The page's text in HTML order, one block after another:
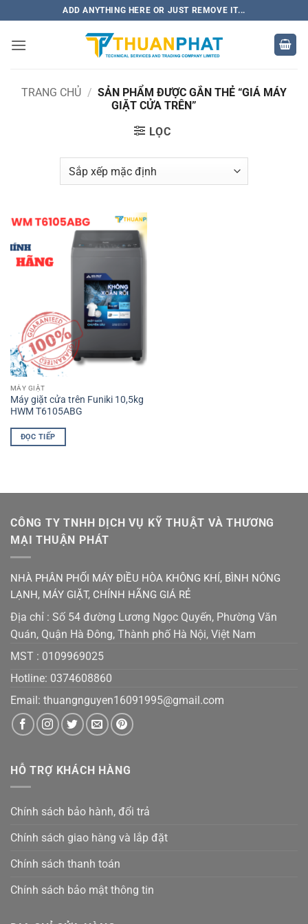
qua
nội
ADD ANYTHING HERE OR JUST REMOVE IT...
TRANG CHỦ / SẢN PHẨM ĐƯỢC GẮN THẺ “GIÁ MÁY
GIẶT CỬA TRÊN”
LỌC
MÁY GIẶT
Máy giặt cửa trên Funiki 10,5kg
HWM T6105ABG
ĐỌC TIẾP
CÔNG TY TNHH DỊCH VỤ KỸ THUẬT VÀ THƯƠNG
MẠI THUẬN PHÁT
NHÀ PHÂN PHỐI MÁY ĐIỀU HÒA KHÔNG KHÍ, BÌNH NÓNG
LẠNH, MÁY GIẶT, CHÍNH HÃNG GIÁ RẺ
Địa chỉ : Số 54 đường Lương Ngọc Quyến, Phường Văn
Quán, Quận Hà Đông, Thành phố Hà Nội, Việt Nam
MST : 0109969025
Hotline: 0374608860
Email: thuangnguyen16091995@gmail.com
HỖ TRỢ KHÁCH HÀNG
Chính sách bảo hành, đổi trả
Chính sách giao hàng và lắp đặt
Chính sách thanh toán
Chính sách bảo mật thông tin